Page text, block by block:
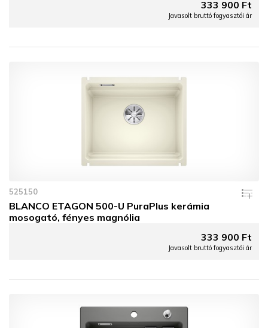
333 900 Ft
Javasolt bruttó fogyasztói ár
525150
BLANCO ETAGON 500-U PuraPlus kerámia
mosogató, fényes magnólia
333 900 Ft
Javasolt bruttó fogyasztói ár